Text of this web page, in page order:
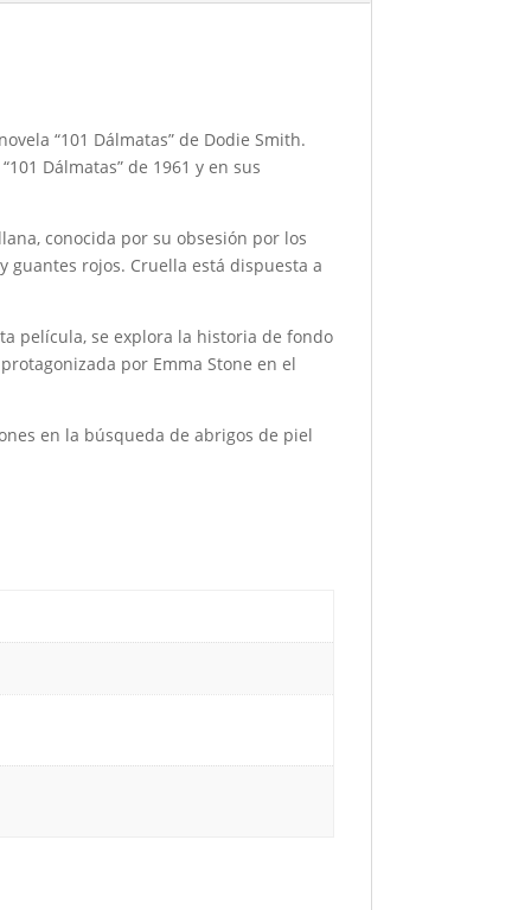
“101 Dálmatas” de Dodie Smith.
Dálmatas” de 1961 y en sus
conocida por su obsesión por los
rojos. Cruella está dispuesta a
película, se explora la historia de fondo
por Emma Stone en el
en la búsqueda de abrigos de piel